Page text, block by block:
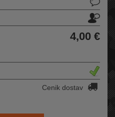
4,00 €
Cenik dostav